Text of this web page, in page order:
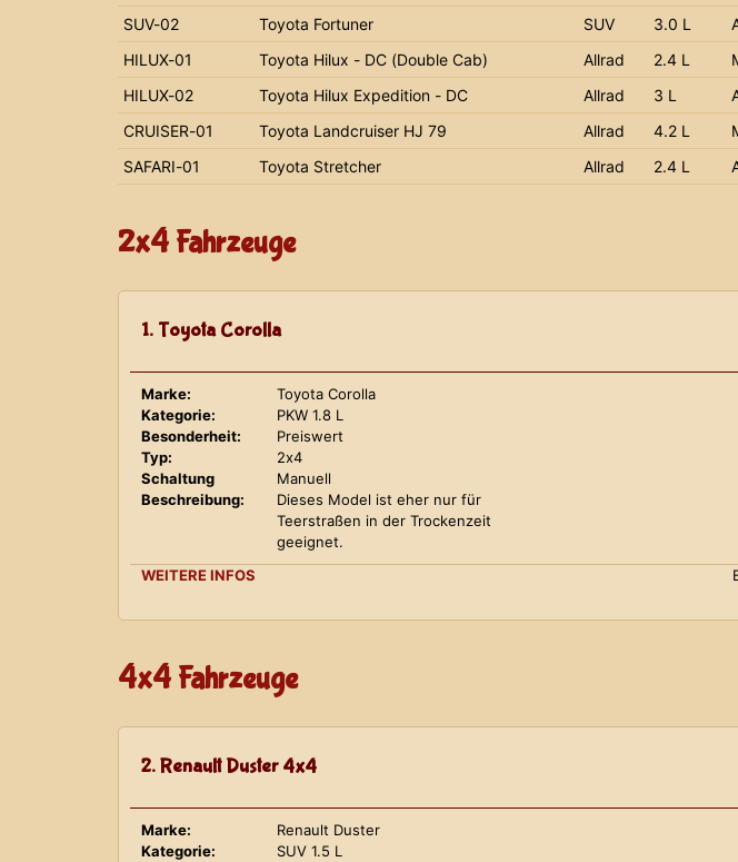
SUV-02
Toyota Fortuner SUV 3.0 L
HILUX-01
Toyota Hilux - DC (Double Cab) Allrad 2.4 L
HILUX-02
Toyota Hilux Expedition - DC Allrad 3 L
CRUISER-01
Toyota Landcruiser HJ 79 Allrad 4.2 L
SAFARI-01
Toyota Stretcher Allrad 2.4 L
2x4 Fahrzeuge
1. Toyota Corolla
Marke:
Toyota Corolla
Kategorie:
PKW 1.8 L
Besonderheit:
Preiswert
Typ:
2x4
Schaltung
Manuell
Beschreibung:
Dieses Model ist eher nur für
Teerstraßen in der Trockenzeit
geeignet.
WEITERE INFOS
4x4 Fahrzeuge
2. Renault Duster 4x4
Marke:
Renault Duster
Kategorie:
SUV 1.5 L